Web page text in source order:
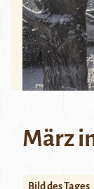
März
Bild des Tages